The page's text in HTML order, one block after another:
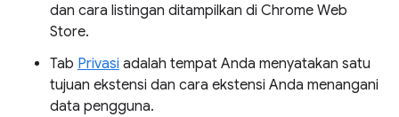
dan cara listingan ditampilkan di Chrome Web
Store.
Tab Privasi adalah tempat Anda menyatakan satu
tujuan ekstensi dan cara ekstensi Anda menangani
data pengguna.